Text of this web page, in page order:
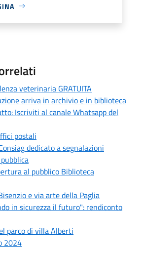
veterinaria GRATUITA
arriva in archivio e in biblioteca
Iscriviti al canale Whatsapp del
postali
dedicato a segnalazioni
al pubblico Biblioteca
e via arte della Paglia
in sicurezza il futuro": rendiconto
parco di villa Alberti
2024